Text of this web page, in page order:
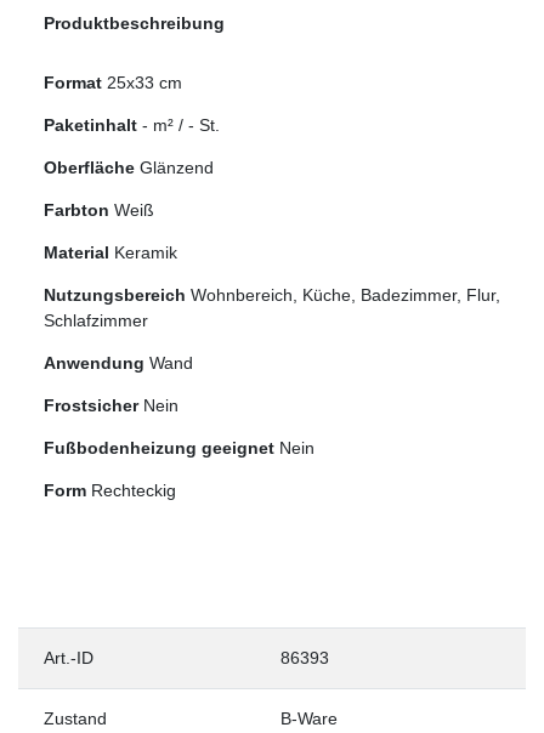
Produktbeschreibung
Format 25x33 cm
Paketinhalt - m² / - St.
Oberfläche Glänzend
Farbton Weiß
Material Keramik
Nutzungsbereich Wohnbereich, Küche, Badezimmer, Flur,
Schlafzimmer
Anwendung Wand
Frostsicher Nein
Fußbodenheizung geeignet Nein
Form Rechteckig
Art.-ID 86393
Zustand B-Ware